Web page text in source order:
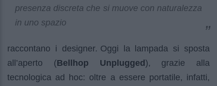
presenza discreta che si muove con naturalezza
in uno spazio
raccontano i designer. Oggi la lampada si sposta
all’aperto (Bellhop Unplugged), grazie alla
tecnologica ad hoc: oltre a essere portatile, infatti,